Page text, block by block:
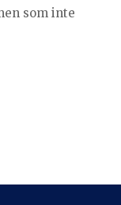
som inte